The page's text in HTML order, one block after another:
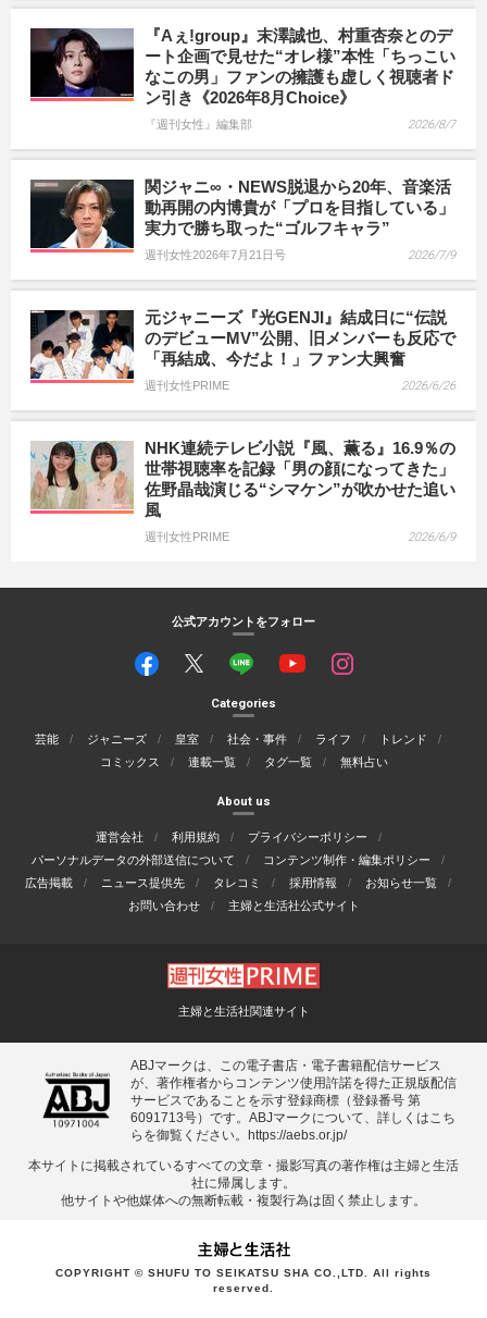
『Aぇ!group』末澤誠也、村重杏奈とのデ
ート企画で見せた“オレ様”本性「ちっこい
なこの男」ファンの擁護も虚しく視聴者ド
ン引き《2026年8月Choice》
『週刊女性』編集部 2026/8/7
関ジャニ∞・NEWS脱退から20年、音楽活
動再開の内博貴が「プロを目指している」
実力で勝ち取った“ゴルフキャラ”
週刊女性2026年7月21日号 2026/7/9
元ジャニーズ『光GENJI』結成日に“伝説
のデビューMV”公開、旧メンバーも反応で
「再結成、今だよ！」ファン大興奮
週刊女性PRIME 2026/6/26
NHK連続テレビ小説『風、薫る』16.9％の
世帯視聴率を記録「男の顔になってきた」
佐野晶哉演じる“シマケン”が吹かせた追い
風
週刊女性PRIME 2026/6/9
公式アカウントをフォロー
Categories
芸能 ジャニーズ 皇室 社会・事件 ライフ
トレンド
コミックス
連載一覧 タグ一覧 無料占い
About us
運営会社 利用規約
プライバシーポリシー
パーソナルデータの外部送信について
コンテンツ制作・編集ポリシー
広告掲載
ニュース提供先 タレコミ 採用情報
お知らせ一覧
お問い合わせ
主婦と生活社公式サイト
主婦と生活社関連サイト
ABJマークは、この電子書店・電子書籍配信サービス
が、著作権者からコンテンツ使用許諾を得た正規版配信
サービスであることを示す登録商標（登録番号 第
6091713号）です。ABJマークについて、詳しくはこち
らを御覧ください。 https://aebs.or.jp/
本サイトに掲載されているすべての⽂章・撮影写真の著作権は主婦と⽣活
社に帰属します。
他サイトや他媒体への無断転載・複製⾏為は固く禁⽌します。
COPYRIGHT © SHUFU TO SEIKATSU SHA CO.,LTD. All rights
reserved.